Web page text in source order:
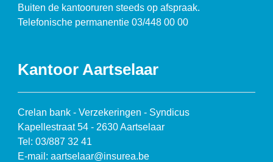
Buiten de kantooruren steeds op afspraak.
Telefonische permanentie 03/448 00 00
Kantoor Aartselaar
Crelan bank - Verzekeringen - Syndicus
Kapellestraat 54 - 2630 Aartselaar
Tel: 03/887 32 41
E-mail: aartselaar@insurea.be